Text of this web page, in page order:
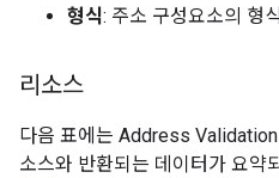
형식: 주소 구성요소의 형
리소스
다음 표에는 Address
소스와 반환되는 데이터가 요약